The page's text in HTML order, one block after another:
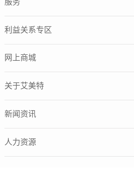
服务
利益关系专区
网上商城
关于艾美特
新闻资讯
人力资源